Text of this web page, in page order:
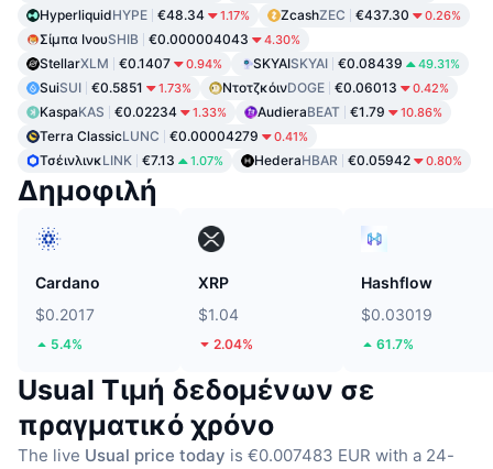
HyperliquidHYPE €48.34 1.17% ZcashZEC €437.30 0.26%
Σίμπα ΙνουSHIB €0.000004043 4.30%
StellarXLM €0.1407 0.94% SKYAISKYAI €0.08439 49.31%
SuiSUI €0.5851 1.73% ΝτοτζκόινDOGE €0.06013 0.42%
KaspaKAS €0.02234 1.33% AudieraBEAT €1.79 10.86%
Terra ClassicLUNC €0.00004279 0.41%
ΤσέινλινκLINK €7.13 1.07% HederaHBAR €0.05942 0.80%
Δημοφιλή
Cardano
$0.2017
5.4%
XRP
$1.04
2.04%
Hashflow
$0.03019
61.7%
Usual Τιμή δεδομένων σε
πραγματικό χρόνο
The live Usual price today is €0.007483 EUR with a 24-